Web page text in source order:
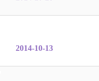
2014-10-13